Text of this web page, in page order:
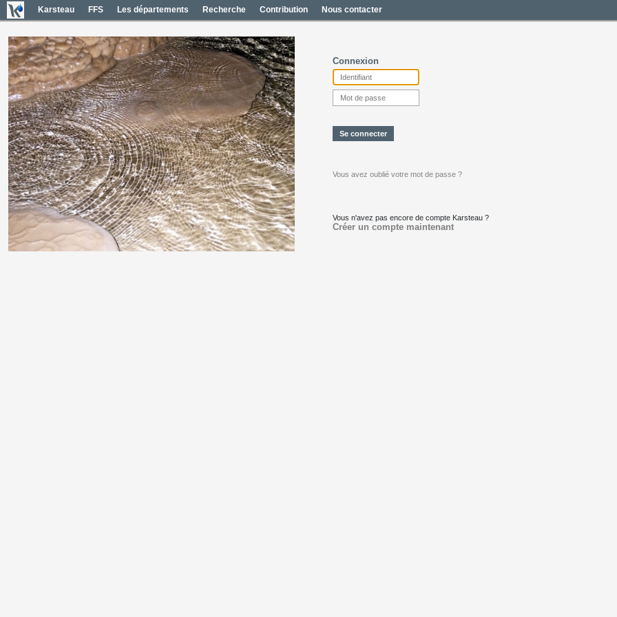
Karsteau FFS Les départements Recherche Contribution Nous contacter
Connexion
Vous avez oublié votre mot de passe ?
Vous n'avez pas encore de compte Karsteau ?
Créer un compte maintenant